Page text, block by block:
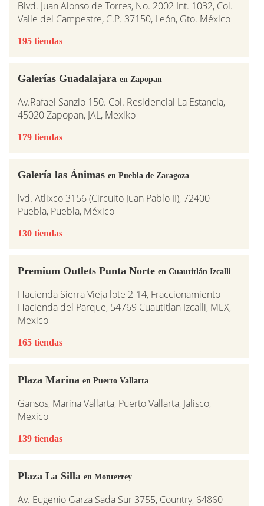
Blvd. Juan Alonso de Torres, No. 2002 Int. 1032, Col.
Valle del Campestre, C.P. 37150, León, Gto. México
195 tiendas
Galerías Guadalajara en Zapopan
Av.Rafael Sanzio 150. Col. Residencial La Estancia,
45020 Zapopan, JAL, Mexiko
179 tiendas
Galería las Ánimas en Puebla de Zaragoza
lvd. Atlixco 3156 (Circuito Juan Pablo II), 72400
Puebla, Puebla, México
130 tiendas
Premium Outlets Punta Norte en Cuautitlán Izcalli
Hacienda Sierra Vieja lote 2-14, Fraccionamiento
Hacienda del Parque, 54769 Cuautitlan Izcalli, MEX,
Mexico
165 tiendas
Plaza Marina en Puerto Vallarta
Gansos, Marina Vallarta, Puerto Vallarta, Jalisco,
Mexico
139 tiendas
Plaza La Silla en Monterrey
Av. Eugenio Garza Sada Sur 3755, Country, 64860